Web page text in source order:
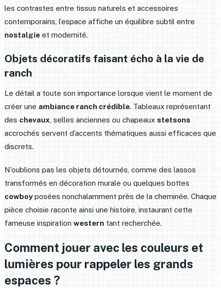
les contrastes entre tissus naturels et accessoires
contemporains, l’espace affiche un équilibre subtil entre
nostalgieet modernité.
Objets décoratifs faisant écho à la vie de
ranch
Le détail a toute son importance lorsque vient le moment de
créer une ambiance ranch crédible. Tableaux représentant
des chevaux, selles anciennes ou chapeaux stetsons
accrochés servent d’accents thématiques aussi efficaces que
discrets.
N’oublions pas les objets détournés, comme des lassos
transformés en décoration murale ou quelques bottes
cowboyposées nonchalamment près de la cheminée. Chaque
pièce choisie raconte ainsi une histoire, instaurant cette
fameuse inspiration westerntant recherchée.
Comment jouer avec les couleurs et
lumières pour rappeler les grands
espaces ?